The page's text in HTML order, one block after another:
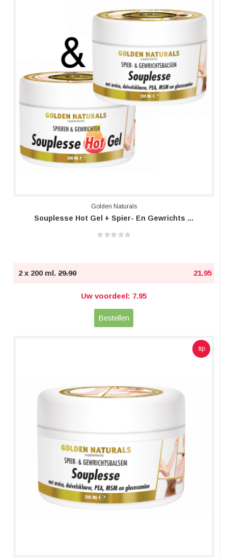
Golden Naturals
Souplesse Hot Gel + Spier- En Gewrichts ...
2 x 200 ml. 29.90 21.95
Uw voordeel: 7.95
Bestellen
tip